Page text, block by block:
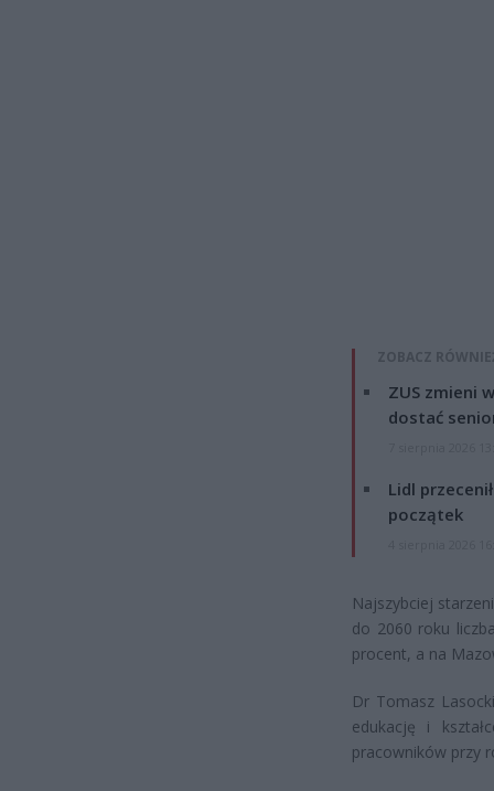
ZOBACZ
ZUS zmieni
dostać
Lidl
początek
Najszybciej
do 2060 roku
procent, a na
Dr Tomasz
edukację i
pracowników przy